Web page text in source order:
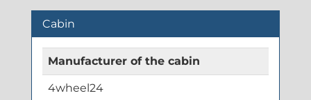
Cabin
Manufacturer of the cabin
4wheel24